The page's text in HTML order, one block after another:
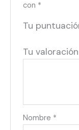
con *
Tu
Tu valoración
Nombre *